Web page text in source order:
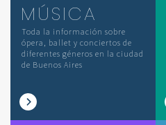
MÚSICA
Toda la información sobre
ópera, ballet y conciertos de
diferentes géneros en la ciudad
de Buenos Aires